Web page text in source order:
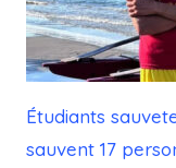
Étudiants
sauvent 17